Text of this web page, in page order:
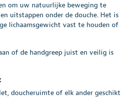
om uw natuurlijke beweging te
uitstappen onder de douche. Het is
lichaamsgewicht vast te houden of
of de handgreep juist en veilig is
doucheruimte of elk ander geschikt